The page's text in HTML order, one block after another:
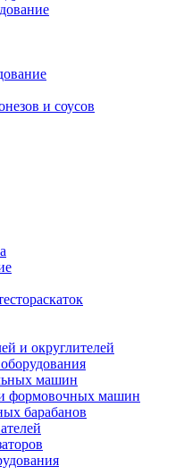
и соусов
и округлителей
машин
формовочных машин
барабанов